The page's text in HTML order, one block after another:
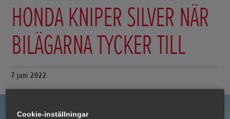
HONDA KNIPER SILVER NÄR
BILÄGARNA TYCKER TILL
7 juni 2022
Cookie-inställningar